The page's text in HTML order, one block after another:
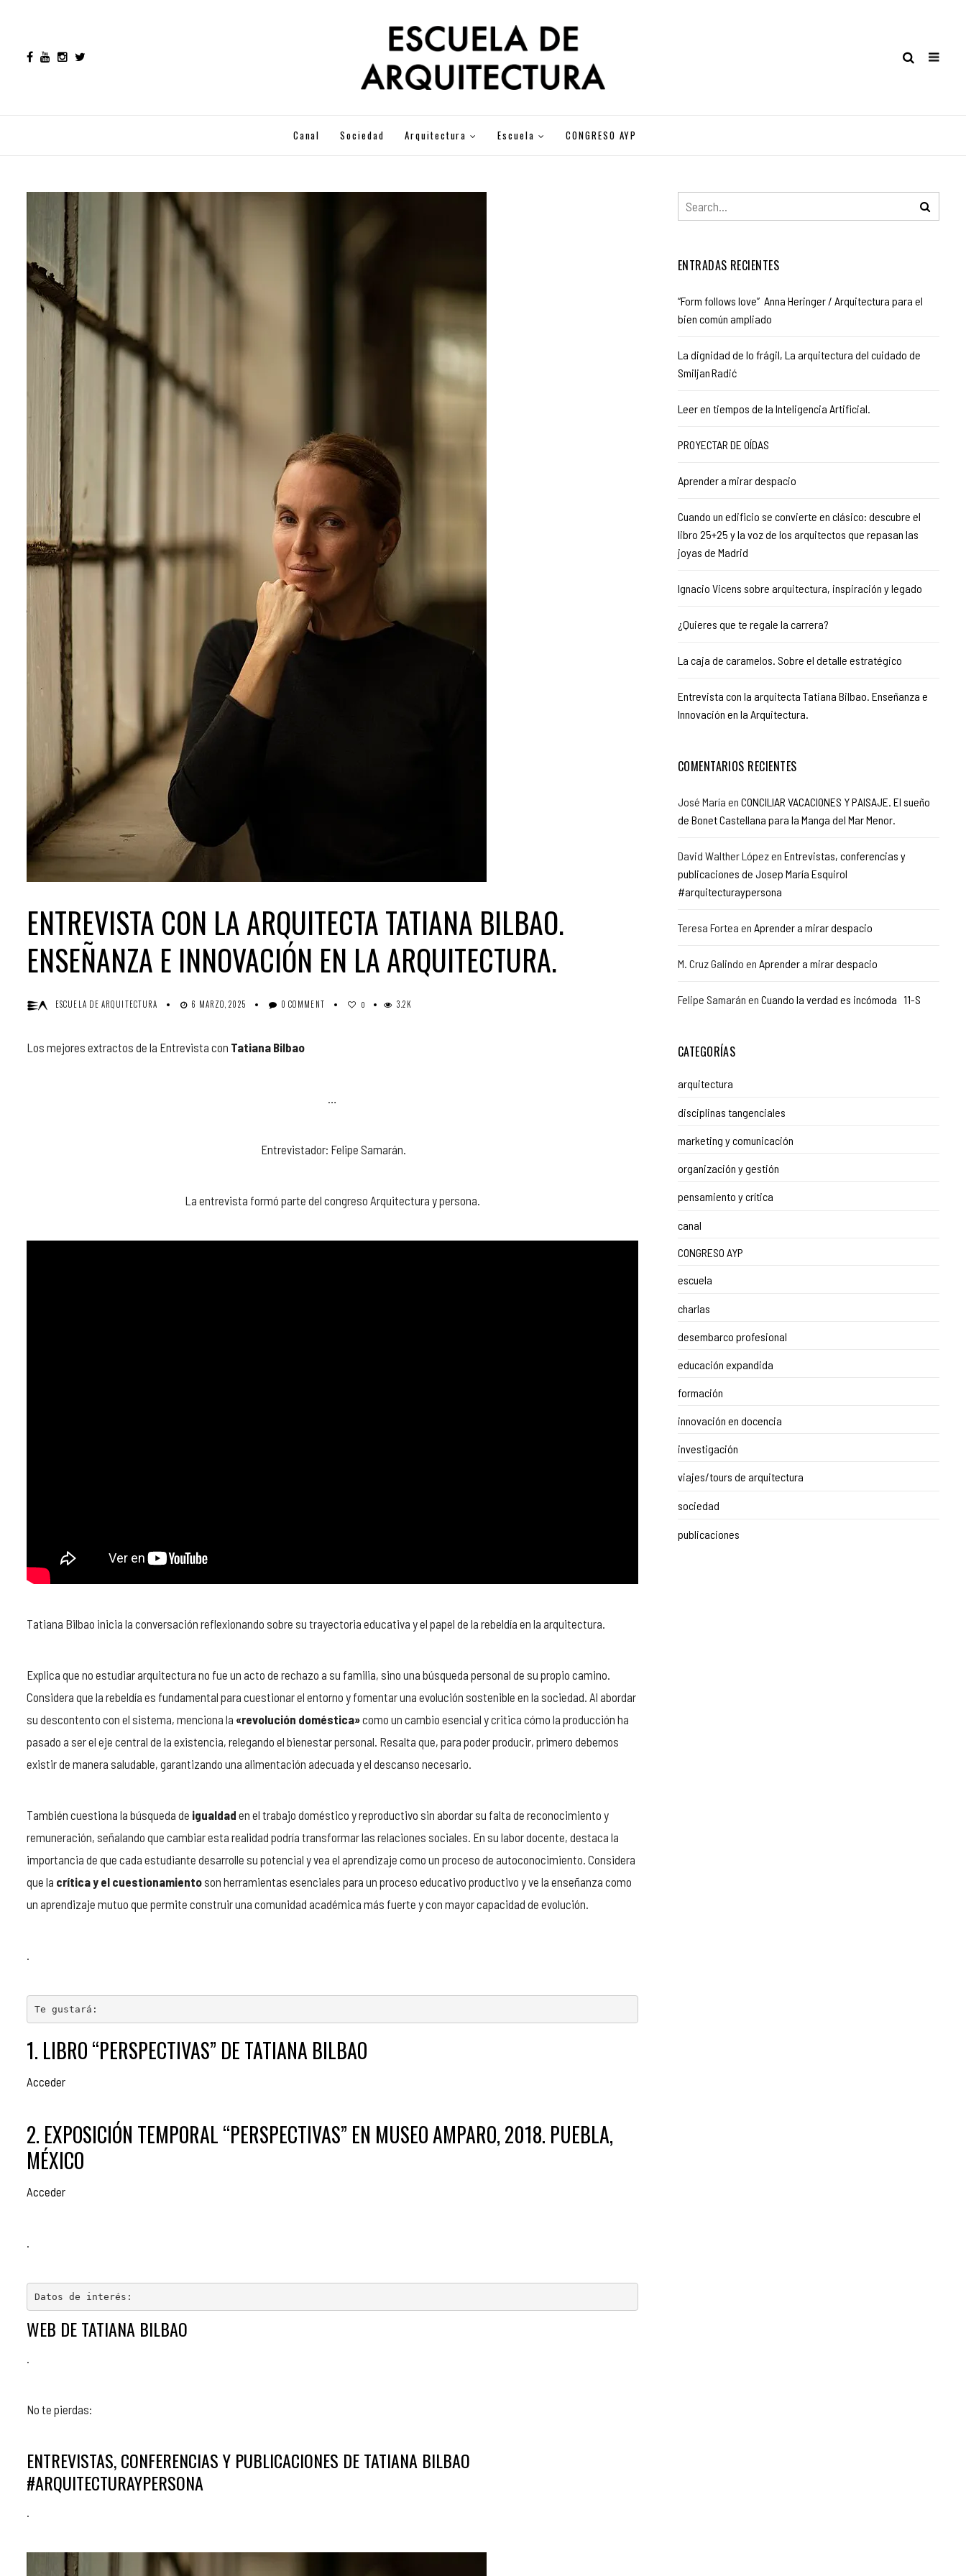
Canal Sociedad Arquitectura Escuela CONGRESO AYP
ENTREVISTA CON LA ARQUITECTA TATIANA BILBAO.
ENSEÑANZA E INNOVACIÓN EN LA ARQUITECTURA.
ESCUELA DE ARQUITECTURA 6 MARZO, 2025 0 COMMENT 0 3.2K
Los mejores extractos de la Entrevista con Tatiana Bilbao
Entrevistador: Felipe Samarán.
La entrevista formó parte del congreso Arquitectura y persona.
Tatiana Bilbao inicia la conversación reflexionando sobre su trayectoria educativa y el papel de la rebeldía en la arquitectura.
Explica que no estudiar arquitectura no fue un acto de rechazo a su familia, sino una búsqueda personal de su propio camino.
Considera que la rebeldía es fundamental para cuestionar el entorno y fomentar una evolución sostenible en la sociedad. Al abordar
su descontento con el sistema, menciona la «revolución doméstica»como un cambio esencial y critica cómo la producción ha
pasado a ser el eje central de la existencia, relegando el bienestar personal. Resalta que, para poder producir, primero debemos
existir de manera saludable, garantizando una alimentación adecuada y el descanso necesario.
También cuestiona la búsqueda de igualdad en el trabajo doméstico y reproductivo sin abordar su falta de reconocimiento y
remuneración, señalando que cambiar esta realidad podría transformar las relaciones sociales. En su labor docente, destaca la
importancia de que cada estudiante desarrolle su potencial y vea el aprendizaje como un proceso de autoconocimiento. Considera
que la crítica y el cuestionamientoson herramientas esenciales para un proceso educativo productivo y ve la enseñanza como
un aprendizaje mutuo que permite construir una comunidad académica más fuerte y con mayor capacidad de evolución.
.
Te gustará:
1. LIBRO “PERSPECTIVAS” DE TATIANA BILBAO
Acceder
2. EXPOSICIÓN TEMPORAL “PERSPECTIVAS” EN MUSEO AMPARO, 2018. PUEBLA,
MÉXICO
Acceder
.
Datos de interés:
WEB DE TATIANA BILBAO
.
No te pierdas:
ENTREVISTAS, CONFERENCIAS Y PUBLICACIONES DE TATIANA BILBAO
#ARQUITECTURAYPERSONA
.
ENTRADAS RECIENTES
“Form follows love” Anna Heringer / Arquitectura para el
bien común ampliado
La dignidad de lo frágil, La arquitectura del cuidado de
Smiljan Radić
Leer en tiempos de la Inteligencia Artificial.
PROYECTAR DE OÍDAS
Aprender a mirar despacio
Cuando un edificio se convierte en clásico: descubre el
libro 25+25 y la voz de los arquitectos que repasan las
joyas de Madrid
Ignacio Vicens sobre arquitectura, inspiración y legado
¿Quieres que te regale la carrera?
La caja de caramelos. Sobre el detalle estratégico
Entrevista con la arquitecta Tatiana Bilbao. Enseñanza e
Innovación en la Arquitectura.
COMENTARIOS RECIENTES
José María en CONCILIAR VACACIONES Y PAISAJE. El sueño
de Bonet Castellana para la Manga del Mar Menor.
David Walther Lópezen Entrevistas, conferencias y
publicaciones de Josep María Esquirol
#arquitecturaypersona
Teresa Fortea en Aprender a mirar despacio
M. Cruz Galindo en Aprender a mirar despacio
Felipe Samarán en Cuando la verdad es incómoda 11-S
CATEGORÍAS
arquitectura
disciplinas tangenciales
marketing y comunicación
organización y gestión
pensamiento y crítica
canal
CONGRESO AYP
escuela
charlas
desembarco profesional
educación expandida
formación
innovación en docencia
investigación
viajes/tours de arquitectura
sociedad
publicaciones